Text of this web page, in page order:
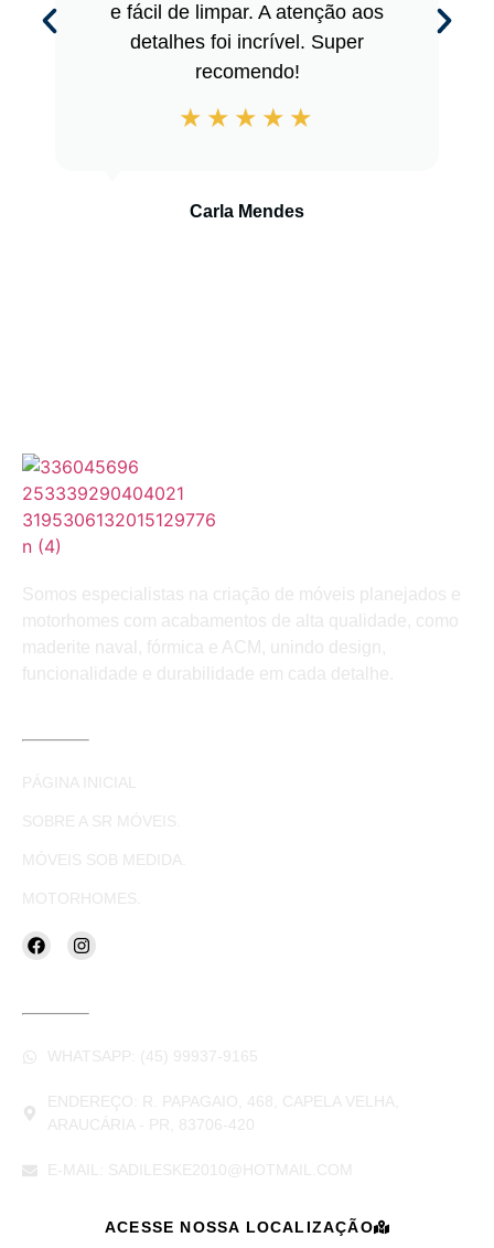
e fácil de limpar. A atenção aos
detalhes foi incrível. Super
recomendo!
Carla Mendes
Somos especialistas na criação de móveis planejados e
motorhomes com acabamentos de alta qualidade, como
maderite naval, fórmica e ACM, unindo design,
funcionalidade e durabilidade em cada detalhe.
PÁGINA INICIAL
SOBRE A SR MÓVEIS.
MÓVEIS SOB MEDIDA.
MOTORHOMES.
WHATSAPP: (45) 99937-9165
ENDEREÇO: R. PAPAGAIO, 468, CAPELA VELHA,
ARAUCÁRIA - PR, 83706-420
E-MAIL: SADILESKE2010@HOTMAIL.COM
ACESSE NOSSA LOCALIZAÇÃO